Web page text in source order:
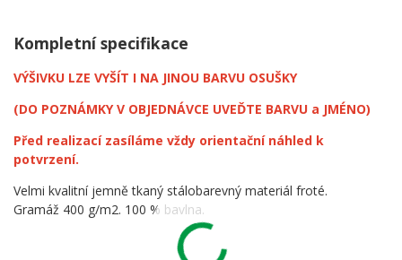
Kompletní specifikace
VÝŠIVKU LZE VYŠÍT I NA JINOU BARVU OSUŠKY
(DO POZNÁMKY V OBJEDNÁVCE UVEĎTE BARVU a JMÉNO)
Před realizací zasíláme vždy orientační náhled k
potvrzení.
Velmi kvalitní jemně tkaný stálobarevný materiál froté.
Gramáž 400 g/m2. 100 % bavlna.